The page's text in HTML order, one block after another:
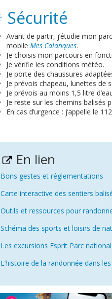
Sécurité
Avant de partir, j’étudie mon
mobile Mes Calanques.
Je choisis mon parcours en
Je vérifie les conditions météo.
Je porte des chaussures
Je prévois chapeau, lunettes de
Je prévois au moins 1,5 litre
Je reste sur les chemins balisés
En cas d’urgence : j’appelle le
En lien
Bons gestes et réglementations
Carte interactive des sentiers
Outils et ressources pour
Schéma des sports et loisirs de
Les excursions Esprit Parc
L’histoire de la randonnée dans